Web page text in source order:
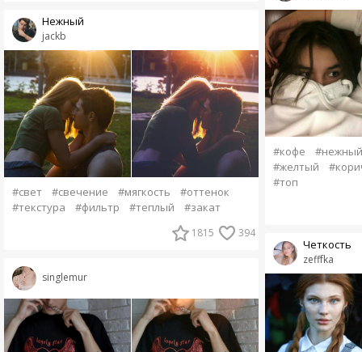
jackb
Нежный
#свет #свечение #мягкость
#оттенок
#текстура
#фильтр #теплый #закат
1815 394
singlemur
#кофе
#желтый
#топ
zefffka
Четкость